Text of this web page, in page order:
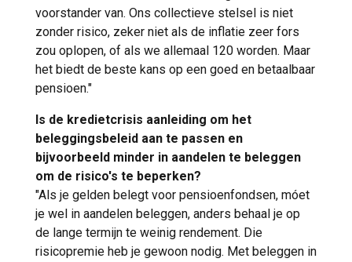
voorstander van. Ons collectieve stelsel is niet
zonder risico, zeker niet als de inflatie zeer fors
zou oplopen, of als we allemaal 120 worden. Maar
het biedt de beste kans op een goed en betaalbaar
pensioen."
Is de kredietcrisis aanleiding om het
beleggingsbeleid aan te passen en
bijvoorbeeld minder in aandelen te beleggen
om de risico's te beperken?
"Als je gelden belegt voor pensioenfondsen, móet
je wel in aandelen beleggen, anders behaal je op
de lange termijn te weinig rendement. Die
risicopremie heb je gewoon nodig. Met beleggen in